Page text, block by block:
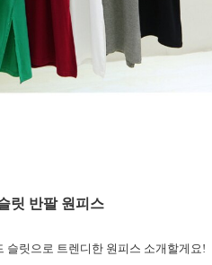
릿 반팔 원피스
슬릿으로 트렌디한 원피스 소개할게요!